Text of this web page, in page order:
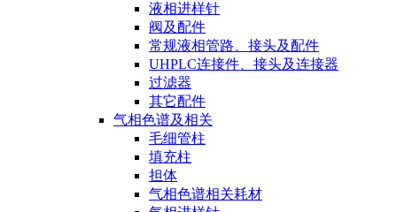
液相进样针
阀及配件
常规液相管路、接头及配件
UHPLC连接件、接头及连接器
过滤器
其它配件
气相色谱及相关
毛细管柱
填充柱
担体
气相色谱相关耗材